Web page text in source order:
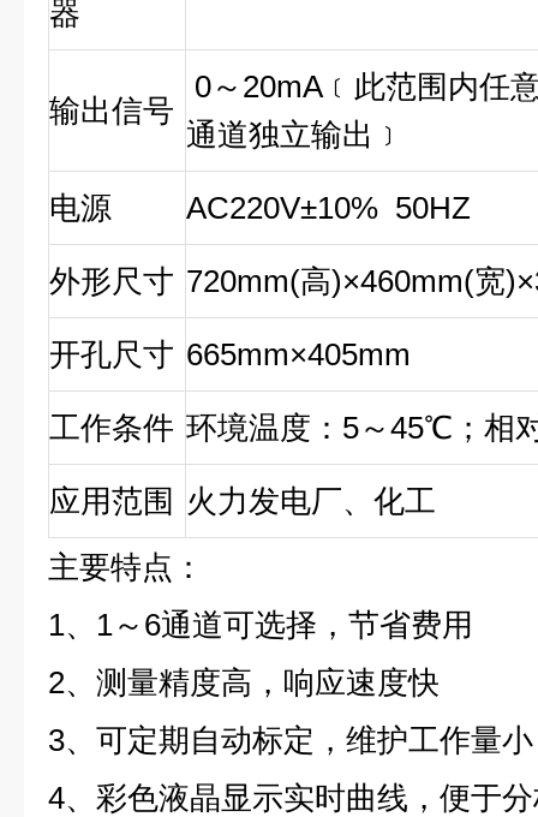
器
输出信号
0～20mA﹝此范围内任
通道独立输出﹞
电源 AC220V±10% 50HZ
外形尺寸 720mm(高)×460mm(宽
开孔尺寸 665mm×405mm
工作条件 环境温度：5～45℃；相
应用范围 火力发电厂、化工
主要特点：
1、1～6通道可选择，节省费用
2、测量精度高，响应速度快
3、可定期自动标定，维护工作量小
4、彩色液晶显示实时曲线，便于